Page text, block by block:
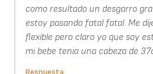
como resultado un desgarro
estoy pasando fatal fatal. Me
flexible pero claro yo que soy
mi bebe tenia una cabeza de
Respuesta